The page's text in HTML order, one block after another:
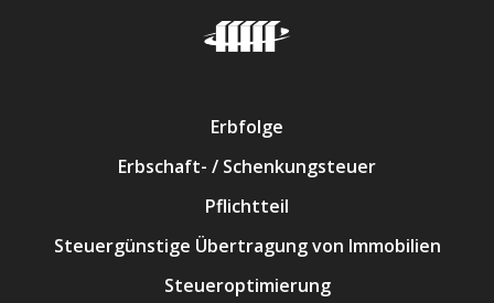
Erbfolge
Erbschaft- / Schenkungsteuer
Pflichtteil
Steuergünstige Übertragung von Immobilien
Steueroptimierung